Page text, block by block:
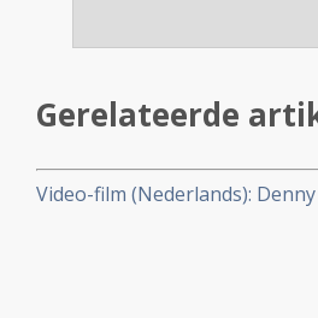
Gerelateerde
Video-film (Nederlands):